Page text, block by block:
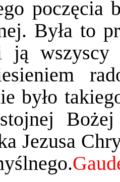
poczęcia
Była to
ją wszyscy
było
Jezusa